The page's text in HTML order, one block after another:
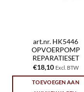
art.nr. HK5446
OPVOERPOMP
REPARATIESET
€18,10 Excl. BTW
TOEVOEGEN AAN